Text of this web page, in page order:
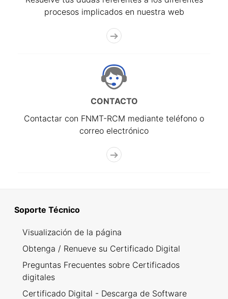
procesos implicados en nuestra web
CONTACTO
Contactar con FNMT-RCM mediante teléfono o
correo electrónico
Soporte Técnico
Visualización de la página
Obtenga / Renueve su Certificado Digital
Preguntas Frecuentes sobre Certificados
digitales
Certificado Digital - Descarga de Software